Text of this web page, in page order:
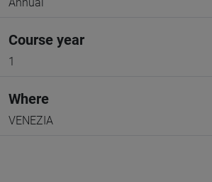
Course year
1
Where
VENEZIA